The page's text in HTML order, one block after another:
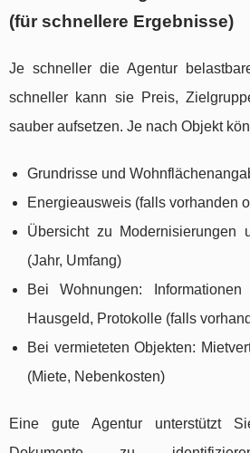
(für schnellere Ergebnisse)
Je schneller die Agentur
schneller kann sie Preis,
sauber aufsetzen. Je nach Objekt
Grundrisse und
Energieausweis (falls vorhanden
Übersicht zu Modernisierungen
(Jahr, Umfang)
Bei Wohnungen:
Hausgeld, Protokolle (falls
Bei vermieteten Objekten:
(Miete, Nebenkosten)
Eine gute Agentur unterstützt